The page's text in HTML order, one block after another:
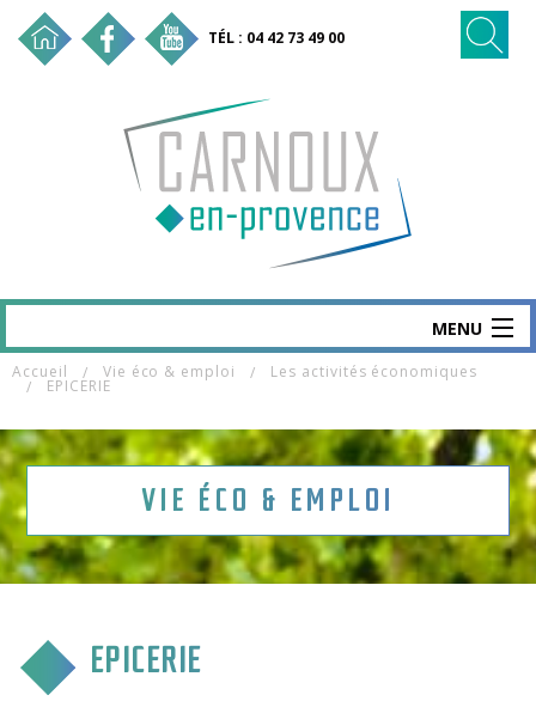
TÉL : 04 42 73 49 00
MENU
CARNOUX
MAIRIE & SERVICES
VIE ÉCO & EMPLOI
CULTURE & COMMUNICATION
VIE ASSOCIATIVE
Accueil Vie éco & emploi Les activités économiques
EPICERIE
VIE ÉCO & EMPLOI
EPICERIE